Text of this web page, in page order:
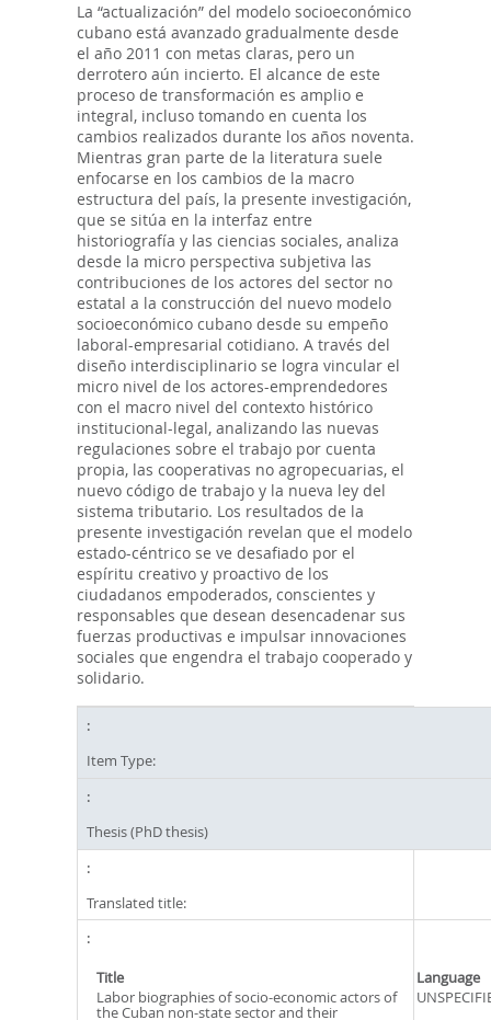
La “actualización” del modelo socioeconómico
cubano está avanzado gradualmente desde
el año 2011 con metas claras, pero un
derrotero aún incierto. El alcance de este
proceso de transformación es amplio e
integral, incluso tomando en cuenta los
cambios realizados durante los años noventa.
Mientras gran parte de la literatura suele
enfocarse en los cambios de la macro
estructura del país, la presente investigación,
que se sitúa en la interfaz entre
historiografía y las ciencias sociales, analiza
desde la micro perspectiva subjetiva las
contribuciones de los actores del sector no
estatal a la construcción del nuevo modelo
socioeconómico cubano desde su empeño
laboral-empresarial cotidiano. A través del
diseño interdisciplinario se logra vincular el
micro nivel de los actores-emprendedores
con el macro nivel del contexto histórico
institucional-legal, analizando las nuevas
regulaciones sobre el trabajo por cuenta
propia, las cooperativas no agropecuarias, el
nuevo código de trabajo y la nueva ley del
sistema tributario. Los resultados de la
presente investigación revelan que el modelo
estado-céntrico se ve desafiado por el
espíritu creativo y proactivo de los
ciudadanos empoderados, conscientes y
responsables que desean desencadenar sus
fuerzas productivas e impulsar innovaciones
sociales que engendra el trabajo cooperado y
solidario.
Item Type:
Thesis (PhD thesis)
Translated title:
Title
Language
Labor biographies of socio-economic actors of
the Cuban non-state sector and their